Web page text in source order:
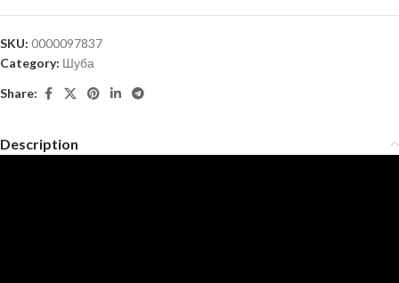
SKU: 0000097837
Category: Шуба
Share:
Description